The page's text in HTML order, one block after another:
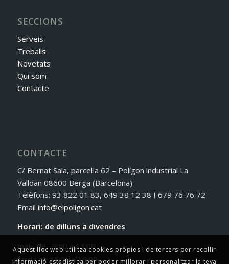
SECCIONS
Serveis
Treballs
Novetats
Qui som
Contacte
CONTACTE
C/ Bernat Sala, parcel·la 62 – Polígon industrial La
Valldan 08600 Berga (Barcelona)
Telèfons: 93 822 01 83, 649 38 12 38 I 679 76 76 72
Email info@elpoligon.cat
Horari: de dilluns a divendres
matí de 9:00 a 13:00
tarda de 15:00 a 19:00
Aquest lloc web utilitza cookies pròpies i de tercers per recollir
informació estadística per poder millorar i personalitzar la teva